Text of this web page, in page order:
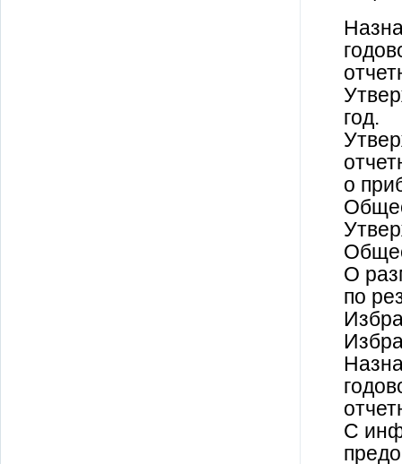
год.
о
О
по
С